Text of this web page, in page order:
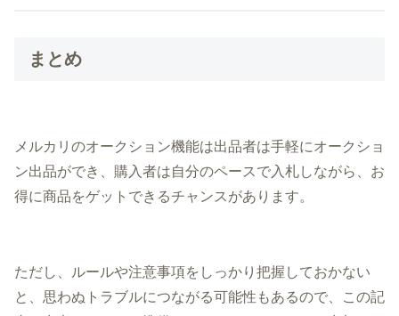
まとめ
メルカリのオークション機能は出品者は手軽にオークショ
ン出品ができ、購入者は自分のペースで入札しながら、お
得に商品をゲットできるチャンスがあります。
ただし、ルールや注意事項をしっかり把握しておかない
と、思わぬトラブルにつながる可能性もあるので、この記